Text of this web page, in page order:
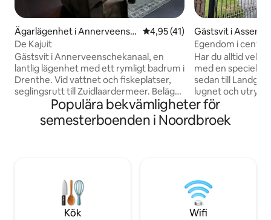
Ägarlägenhet i Annerveensc
hekanaal
4,95 av 5 i genomsnittligt
4,95 (41)
De Kajuit
Gästsvit i Annerveenschekanaal, en
lantlig lägenhet med ett rymligt badrum i
Drenthe. Vid vattnet och fiskeplatser,
seglingsrutt till Zuidlaardermeer. Beläget
nära Zuidlaren (8,1 km), ett underbart
ställe för avkoppling och vila. Assen
18 km, Groningen 22 km (där du kan
tillgängliga, med vackra cykelvägar. Med
trevliga nöjesparker i närheten
Gästsvit i Assen
Egendom i
Har du alltid velat
med en speciell
sedan till
lugnet och
då, i en modern
överfördes
sekelgammal
mysiga värdinnan
och gör din
möjligt.
Populära bekvämligheter för
semesterboenden i Noordbroek
Kök Wifi